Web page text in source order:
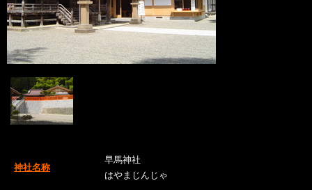
神社名称
早馬神社
はやまじんじゃ